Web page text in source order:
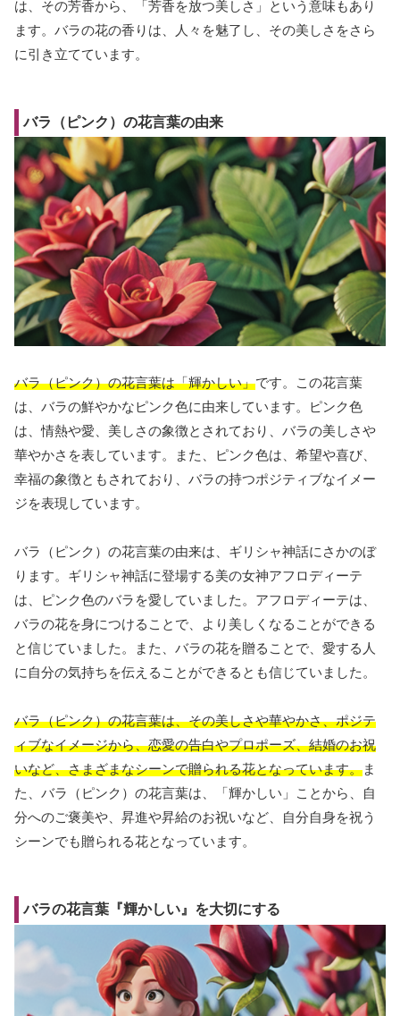
は、その芳香から、「芳香を放つ美しさ」という意味もあり
ます。バラの花の香りは、人々を魅了し、その美しさをさら
に引き立てています。
バラ（ピンク）の花言葉の由来
バラ（ピンク）の花言葉は「輝かしい」です。この花言葉
は、バラの鮮やかなピンク色に由来しています。ピンク色
は、情熱や愛、美しさの象徴とされており、バラの美しさや
華やかさを表しています。また、ピンク色は、希望や喜び、
幸福の象徴ともされており、バラの持つポジティブなイメー
ジを表現しています。
バラ（ピンク）の花言葉の由来は、ギリシャ神話にさかのぼ
ります。ギリシャ神話に登場する美の女神アフロディーテ
は、ピンク色のバラを愛していました。アフロディーテは、
バラの花を身につけることで、より美しくなることができる
と信じていました。また、バラの花を贈ることで、愛する人
に自分の気持ちを伝えることができるとも信じていました。
バラ（ピンク）の花言葉は、その美しさや華やかさ、ポジテ
ィブなイメージから、恋愛の告白やプロポーズ、結婚のお祝
いなど、さまざまなシーンで贈られる花となっています。ま
た、バラ（ピンク）の花言葉は、「輝かしい」ことから、自
分へのご褒美や、昇進や昇給のお祝いなど、自分自身を祝う
シーンでも贈られる花となっています。
バラの花言葉『輝かしい』を大切にする